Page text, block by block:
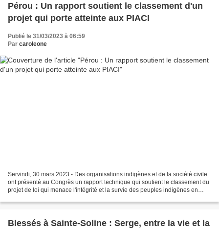
Pérou : Un rapport soutient le classement d'un
projet qui porte atteinte aux PIACI
Publié le 31/03/2023 à 06:59
Par caroleone
Servindi, 30 mars 2023 - Des organisations indigènes et de la société civile
ont présenté au Congrès un rapport technique qui soutient le classement du
projet de loi qui menace l'intégrité et la survie des peuples indigènes en
Blessés à Sainte-Soline : Serge, entre la vie et la